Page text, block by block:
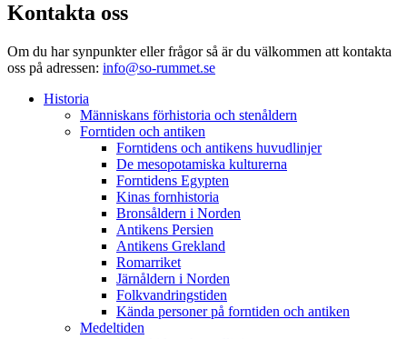
Kontakta oss
Om du har synpunkter eller frågor så är du välkommen att kontakta
oss på adressen: info@so-rummet.se
Historia
Människans förhistoria och stenåldern
Forntiden och antiken
Forntidens och antikens huvudlinjer
De mesopotamiska kulturerna
Forntidens Egypten
Kinas fornhistoria
Bronsåldern i Norden
Antikens Persien
Antikens Grekland
Romarriket
Järnåldern i Norden
Folkvandringstiden
Kända personer på forntiden och antiken
Medeltiden